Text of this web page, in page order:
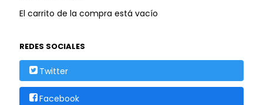
El carrito de la compra está vacío
REDES SOCIALES
Twitter
Facebook